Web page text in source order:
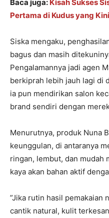
Baca juga: Kisah Sukses
Pertama di Kudus yang
Siska mengaku,
bagus dan masih
Pengalamannya jadi agen
berkiprah lebih jauh lagi di
ia pun mendirikan salon
brand sendiri dengan
Menurutnya, produk Nuna
keunggulan, di antaranya
ringan, lembut, dan mudah
kaya akan bahan aktif
”Jika rutin hasil pemakaian
cantik natural, kulit